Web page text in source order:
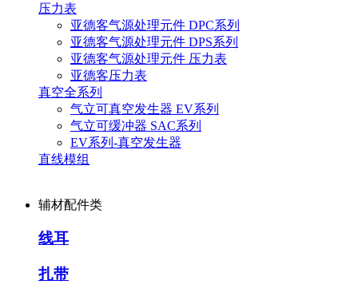
压力表
亚德客气源处理元件 DPC系列
亚德客气源处理元件 DPS系列
亚德客气源处理元件 压力表
亚德客压力表
真空全系列
气立可真空发生器 EV系列
气立可缓冲器 SAC系列
EV系列-真空发生器
直线模组
辅材配件类
线耳
扎带